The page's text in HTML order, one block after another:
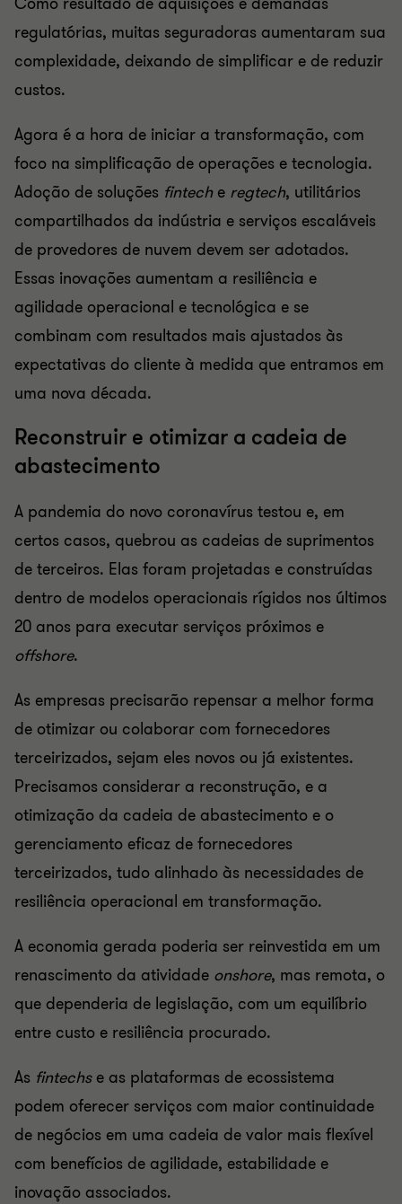
regulatórias, muitas seguradoras aumentaram sua
complexidade, deixando de simplificar e de reduzir
custos.
Agora é a hora de iniciar a transformação, com
foco na simplificação de operações e tecnologia.
Adoção de soluções finteche regtech, utilitários
compartilhados da indústria e serviços escaláveis ​​
de provedores de nuvem devem ser adotados.
Essas inovações aumentam a resiliência e
agilidade operacional e tecnológica e se
combinam com resultados mais ajustados às
expectativas do cliente à medida que entramos em
uma nova década.
Reconstruir e otimizar a cadeia de
abastecimento
A pandemia do novo coronavírus testou e, em
certos casos, quebrou as cadeias de suprimentos
de terceiros. Elas foram projetadas e construídas
dentro de modelos operacionais rígidos nos últimos
20 anos para executar serviços próximos e
offshore.
As empresas precisarão repensar a melhor forma
de otimizar ou colaborar com fornecedores
terceirizados, sejam eles novos ou já existentes.
Precisamos considerar a reconstrução, e a
otimização da cadeia de abastecimento e o
gerenciamento eficaz de fornecedores
terceirizados, tudo alinhado às necessidades de
resiliência operacional em transformação.
A economia gerada poderia ser reinvestida em um
renascimento da atividade onshore, mas remota, o
que dependeria de legislação, com um equilíbrio
entre custo e resiliência procurado.
As fintechse as plataformas de ecossistema
podem oferecer serviços com maior continuidade
de negócios em uma cadeia de valor mais flexível
com benefícios de agilidade, estabilidade e
inovação associados.